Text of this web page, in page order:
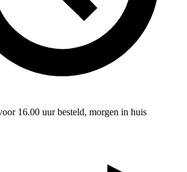
16.00 uur besteld, morgen in huis